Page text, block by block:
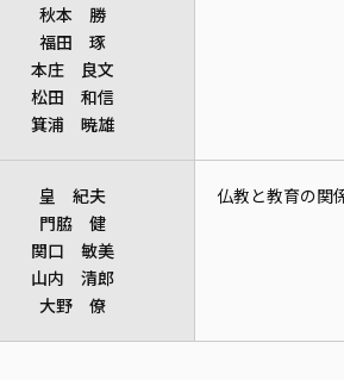
秋本 勝
福田 琢
本庄 良文
松田 和信
箕浦 暁雄
皇 紀夫
門脇 健
関口 敏美
山内 清郎
大野 僚
仏教と教育の関